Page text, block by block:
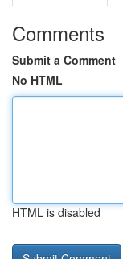
Comments
Submit a Comment
No HTML
HTML is disabled